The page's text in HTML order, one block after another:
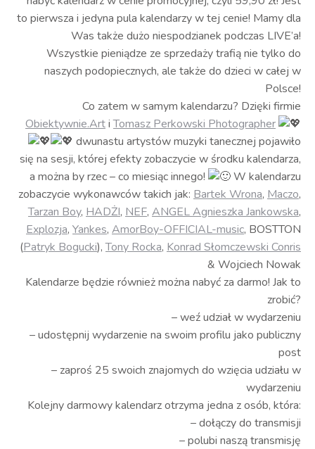
to pierwsza i jedyna pula kalendarzy w tej cenie! Mamy dla
Was także dużo niespodzianek podczas LIVE’a!
Wszystkie pieniądze ze sprzedaży trafią nie tylko do
naszych podopiecznych, ale także do dzieci w całej w
Polsce!
Co zatem w samym kalendarzu? Dzięki firmie
Obiektywnie.ArtiTomasz Perkowski Photographer
dwunastu artystów muzyki tanecznej pojawiło
się na sesji, której efekty zobaczycie w środku kalendarza,
a można by rzec – co miesiąc innego!
W kalendarzu
zobaczycie wykonawców takich jak: Bartek Wrona, Maczo,
Tarzan Boy, HADŻI, NEF, ANGEL Agnieszka Jankowska,
Explozja, Yankes, AmorBoy-OFFICIAL-music, BOSTTON
(Patryk Bogucki),Tony Rocka, Konrad Słomczewski Conris
& Wojciech Nowak
Kalendarze będzie również można nabyć za darmo! Jak to
zrobić?
– weź udział w wydarzeniu
– udostępnij wydarzenie na swoim profilu jako publiczny
post
– zaproś 25 swoich znajomych do wzięcia udziału w
wydarzeniu
Kolejny darmowy kalendarz otrzyma jedna z osób, która:
– dołączy do transmisji
– polubi naszą transmisję